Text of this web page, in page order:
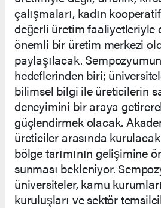
çalışmaları, kadın
değerli üretim faaliyetleriyle
önemli bir üretim merkezi
paylaşılacak.
hedeflerinden biri;
bilimsel bilgi ile üreticilerin
deneyimini bir araya
güçlendirmek olacak.
üreticiler arasında
bölge tarımının gelişimine
sunması bekleniyor.
üniversiteler, kamu
kuruluşları ve sektör